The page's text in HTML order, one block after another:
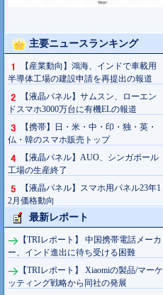
主要ニュースランキング
【産業動向】鴻海、インドで車載用
半導体工場の建設申請を再提出の報道
【液晶パネル】サムスン、ローエン
ドスマホ3000万台に有機ELの報道
【携帯】日・米・中・印・独・英・
仏・韓のスマホ販売トップ
【液晶パネル】AUO、シンガポール
工場の生産終了
【液晶パネル】スマホ用パネル23年1
2月価格動向
最新レポート
【TRIレポート】 中国携帯電話メーカ
ー、インド進出に待ち受ける困難
【TRIレポート】 Xiaomiの製品/マーケ
ッティング戦略から同社の発展